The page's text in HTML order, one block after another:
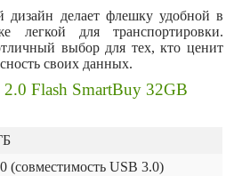
делает флешку удобной в
легкой для транспортировки.
выбор для тех, кто ценит
своих данных.
2.0 Flash SmartBuy 32GB
(совместимость USB 3.0)